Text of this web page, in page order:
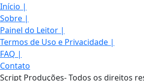
Início |
Sobre |
Painel do Leitor |
Termos de Uso e Privacidade |
FAQ |
Contato
Script Produções- Todos os direitos
Termos de Uso e Privacidade
Esse site utiliza cookies para
experiência de navegação. Ao
entendemos que você concorda